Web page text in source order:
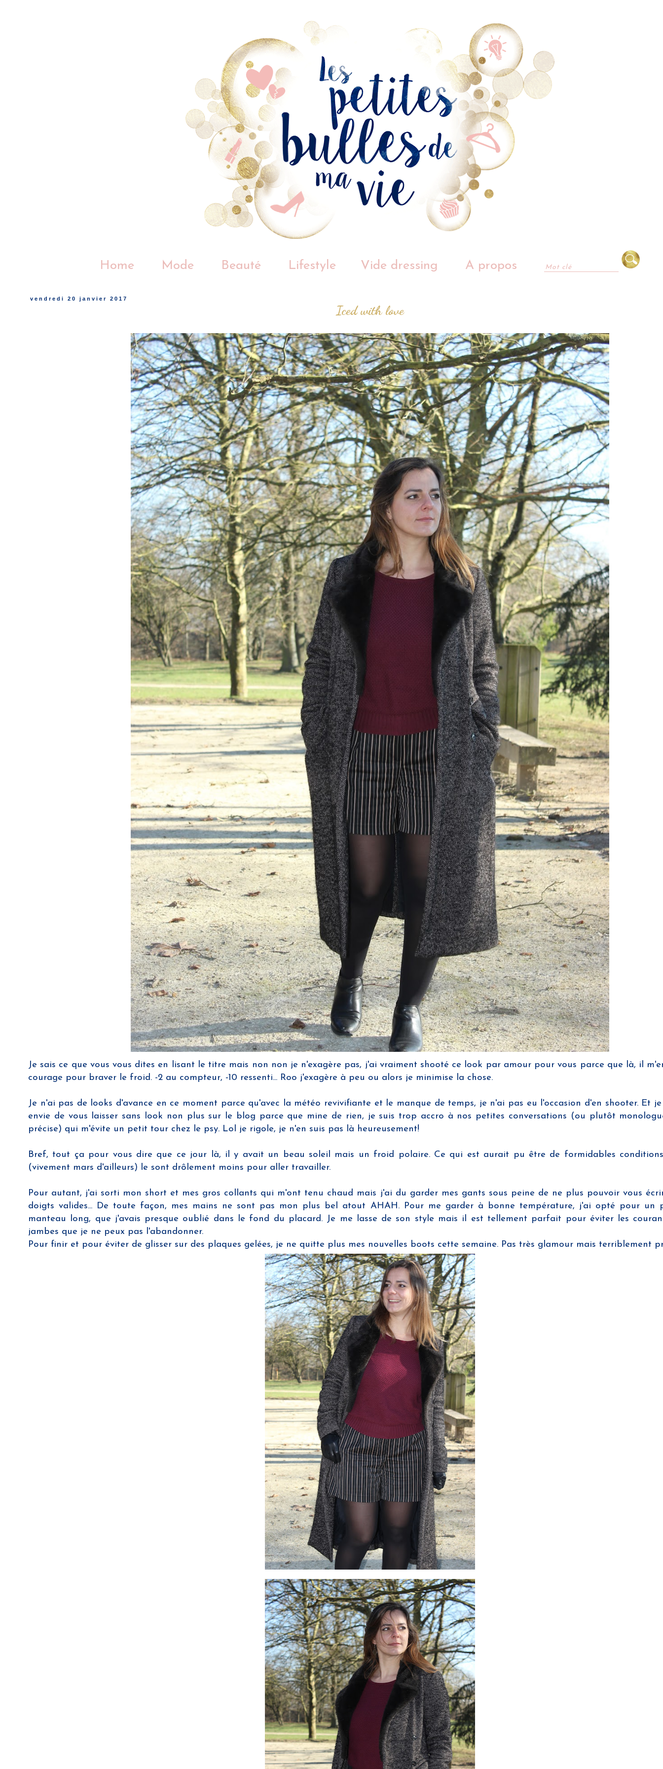
Home Mode Beauté Lifestyle Vide dressing A propos
vendredi 20 janvier 2017
Iced with love
Je sais ce que vous vous dites en lisant le titre mais non non je n'exagère pas, j'ai vraiment shooté ce look par amour pour vous parce que là, il
courage pour braver le froid. -2 au compteur, -10 ressenti... Roo j'exagère à peu ou alors je minimise la chose.
Je n'ai pas de looks d'avance en ce moment parce qu'avec la météo revivifiante et le manque de temps, je n'ai pas eu l'occasion d'en shooter. Et
envie de vous laisser sans look non plus sur le blog parce que mine de rien, je suis trop accro à nos petites conversations (ou plutôt
précise) qui m'évite un petit tour chez le psy. Lol je rigole, je n'en suis pas là heureusement!
Bref, tout ça pour vous dire que ce jour là, il y avait un beau soleil mais un froid polaire. Ce qui est aurait pu être de formidables
(vivement mars d'ailleurs) le sont drôlement moins pour aller travailler.
Pour autant, j'ai sorti mon short et mes gros collants qui m'ont tenu chaud mais j'ai du garder mes gants sous peine de ne plus pouvoir vous
doigts valides... De toute façon, mes mains ne sont pas mon plus bel atout AHAH. Pour me garder à bonne température, j'ai opté pour un
manteau long, que j'avais presque oublié dans le fond du placard. Je me lasse de son style mais il est tellement parfait pour éviter les
jambes que je ne peux pas l'abandonner.
Pour finir et pour éviter de glisser sur des plaques gelées, je ne quitte plus mes nouvelles boots cette semaine. Pas très glamour mais terriblement